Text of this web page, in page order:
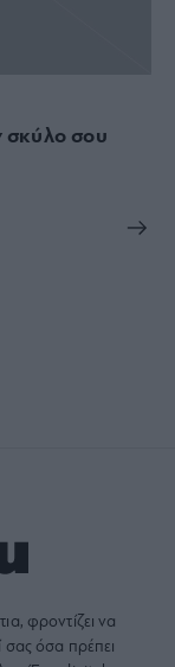
σκύλο σου
, φροντίζει να
σας όσα πρέπει